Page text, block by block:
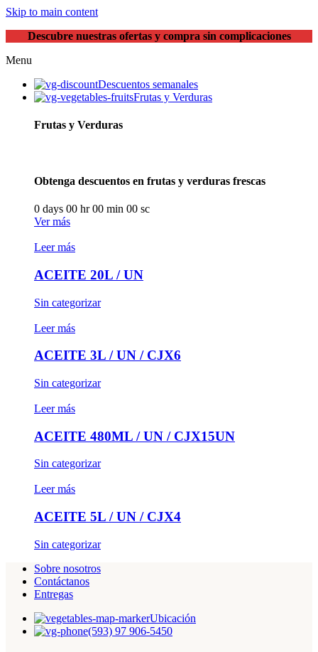
Skip to main content
Descubre nuestras ofertas y compra sin complicaciones
Menu
Descuentos semanales
Frutas y Verduras
Frutas y Verduras
Obtenga descuentos en frutas y verduras frescas
0 days 00 hr00 min 00 sc
Ver más
Leer más
ACEITE 20L / UN
Sin categorizar
Leer más
ACEITE 3L / UN / CJX6
Sin categorizar
Leer más
ACEITE 480ML / UN / CJX15UN
Sin categorizar
Leer más
ACEITE 5L / UN / CJX4
Sin categorizar
Sobre nosotros
Contáctanos
Entregas
Ubicación
(593) 97 906-5450